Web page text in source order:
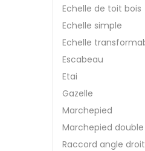
Echelle de toit bois
Echelle simple
Echelle
Escabeau
Etai
Gazelle
Marchepied
Marchepied
Raccord angle droit